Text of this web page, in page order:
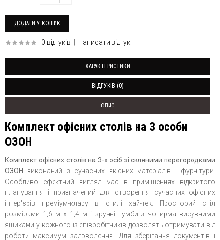
0 відгуків Написати відгук
ХАРАКТЕРИСТИКИ
ВІДГУКІВ (0)
ОПИС
Комплект офісних столів на 3 особи
ОЗОН
Комплект офісних столів на 3-х осіб зі скляними перегородками
ОЗОН
виконаний з сучасних якісних матеріалів і фурнітури.
Особливо ефектний вигляд має в приміщеннях відкритого
планування і призначений для створення сучасних офісних
інтер'єрів преміум-класу в стилі хай-тек. Просторий стіл
розмірами 1,6 м х 1,4 м і зручні тумби з чотирма висувними
ящиками у кожного із співробітників дозволять отримувати від
роботи максимум задоволення. Для зберігання документів і